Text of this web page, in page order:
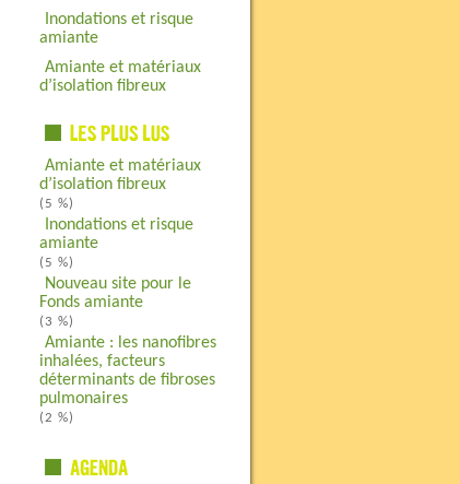
Inondations et risque
amiante
Amiante et matériaux
d’isolation fibreux
Amiante et matériaux
d’isolation fibreux
(5 %)
Inondations et risque
amiante
(5 %)
Nouveau site pour le
Fonds amiante
(3 %)
Amiante : les nanofibres
inhalées, facteurs
déterminants de fibroses
pulmonaires
(2 %)